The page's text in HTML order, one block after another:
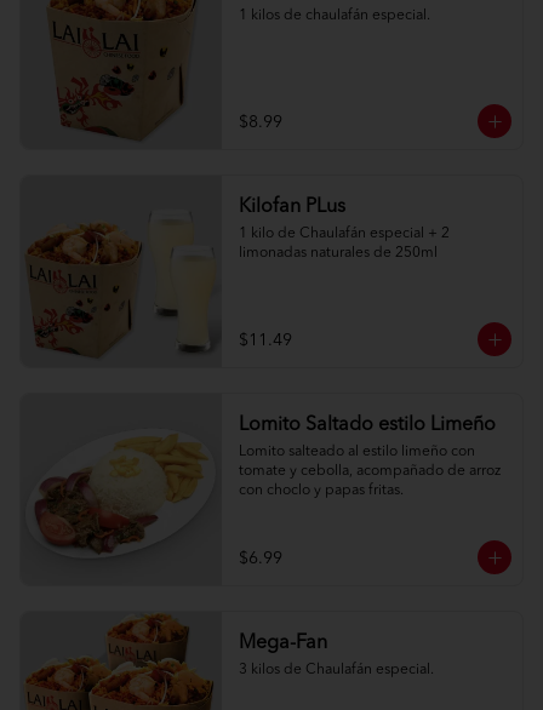
1 kilos de chaulafán especial.
$8.99
Kilofan PLus
1 kilo de Chaulafán especial + 2
limonadas naturales de 250ml
$11.49
Lomito Saltado estilo Limeño
Lomito salteado al estilo limeño con
tomate y cebolla, acompañado de arroz
con choclo y papas fritas.
$6.99
Mega-Fan
3 kilos de Chaulafán especial.